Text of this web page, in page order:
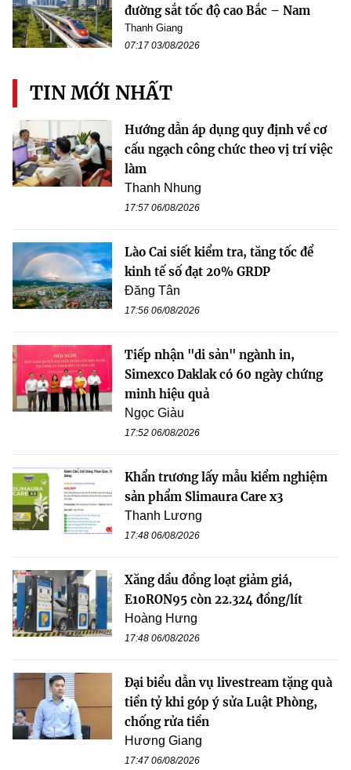
đường sắt tốc độ cao Bắc – Nam
Thanh Giang
07:17 03/08/2026
TIN MỚI NHẤT
Hướng dẫn áp dụng quy định về cơ
cấu ngạch công chức theo vị trí việc
làm
Thanh Nhung
17:57 06/08/2026
Lào Cai siết kiểm tra, tăng tốc để
kinh tế số đạt 20% GRDP
Đăng Tân
17:56 06/08/2026
Tiếp nhận "di sản" ngành in,
Simexco Daklak có 60 ngày chứng
minh hiệu quả
Ngọc Giàu
17:52 06/08/2026
Khẩn trương lấy mẫu kiểm nghiệm
sản phẩm Slimaura Care x3
Thanh Lương
17:48 06/08/2026
Xăng dầu đồng loạt giảm giá,
E10RON95 còn 22.324 đồng/lít
Hoàng Hưng
17:48 06/08/2026
Đại biểu dẫn vụ livestream tặng quà
tiền tỷ khi góp ý sửa Luật Phòng,
chống rửa tiền
Hương Giang
17:47 06/08/2026